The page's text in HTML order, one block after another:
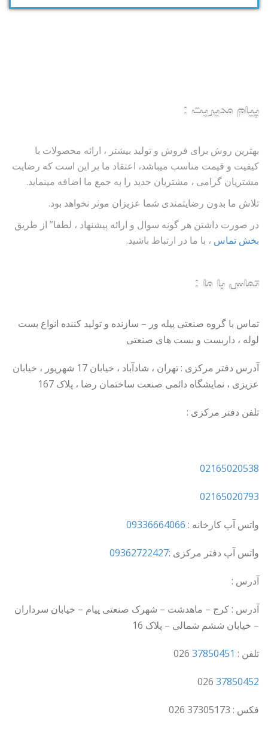
پیام مدیریت :
بهترین روش برای فروش و تولید بیشتر ، ارائه محصولات با
کیفیت و قیمت مناسب میباشد، اعتقاد ما بر این است که رضایت
مشتریان گرامی ، مشتریان جدید را به جمع ما اضافه مینماید.
تلاش ما بدون رضایتمندی شما عزیزان موثر نخواهد بود.
در صورت داشتن هر گونه سوال و ارائه پیشنهاد ، لطفا” از طریق
بخش تماس ، با ما در ارتباط باشید.
تماس با ما :
تماس با گروه صنعتی پیله ور – سازنده و تولید کننده انواع بست
لوله ، داربست و بست های صنعتی
آدرس دفتر مرکزی : تهران ، شادآباد ، خیابان 17 شهریور ، خیابان
عزیزی ، نمایشگاه دائمی صنعت ساختمان رضا ، پلاک 167
تلفن دفتر مرکزی :
02165020538
02165020793
واتس آپ کارخانه : 09336664066
واتس آپ دفتر مرکزی :09362722427
آدرس :
آدرس : کرج – ماهدشت – شهرک صنعتی پیام – خیابان سرداران
– خیابان ششم شمالی – پلاک 16
تلفن : 37850451
37850452
فکس : 37305173 026